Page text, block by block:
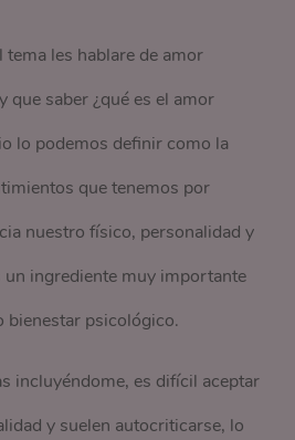
les hablare de amor
que saber ¿qué es el amor
lo podemos definir como la
que tenemos por
nuestro físico, personalidad y
ingrediente muy importante
bienestar psicológico.
incluyéndome, es difícil aceptar
y suelen autocriticarse, lo